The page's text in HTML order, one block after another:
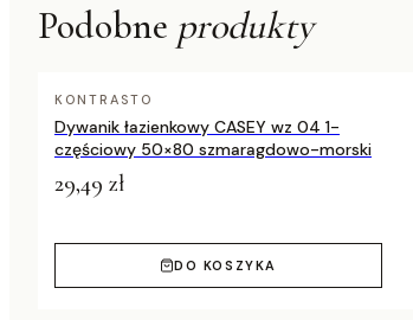
Dostępne rozmiary
Podobne produkty
KONTRASTO
Dywanik łazienkowy CASEY wz 04 1-
częściowy 50×80 szmaragdowo-morski
29,49 zł
DO KOSZYKA